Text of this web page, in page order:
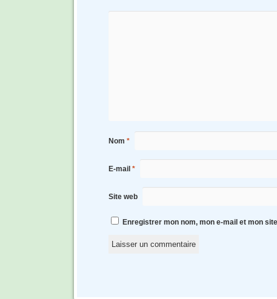
Nom *
E-mail *
Site web
Enregistrer mon nom, mon e-mail et mon